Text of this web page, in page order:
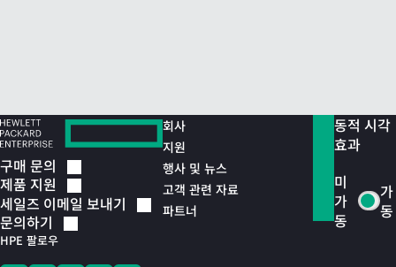
구매 문의
제품 지원
세일즈 이메일 보내기
문의하기
HPE 팔로우
회사
지원
행사 및 뉴스
고객 관련 자료
파트너
동적 시각
효과
미
가
동
가
동